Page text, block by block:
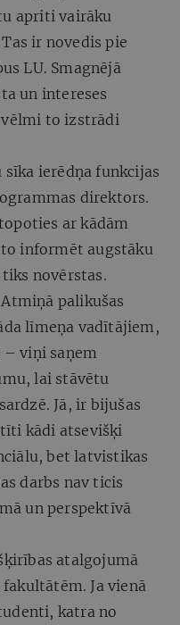
apriti vairāku
ir novedis pie
LU. Smagnējā
un intereses
to izstrādi
sīka ierēdņa funkcijas
direktors.
ar kādām
informēt augstāku
novērstas.
palikušas
līmeņa vadītājiem,
viņi saņem
lai stāvētu
Jā, ir bijušas
kādi atsevišķi
bet latvistikas
darbs nav ticis
un perspektīvā
atalgojumā
Ja vienā
katra no